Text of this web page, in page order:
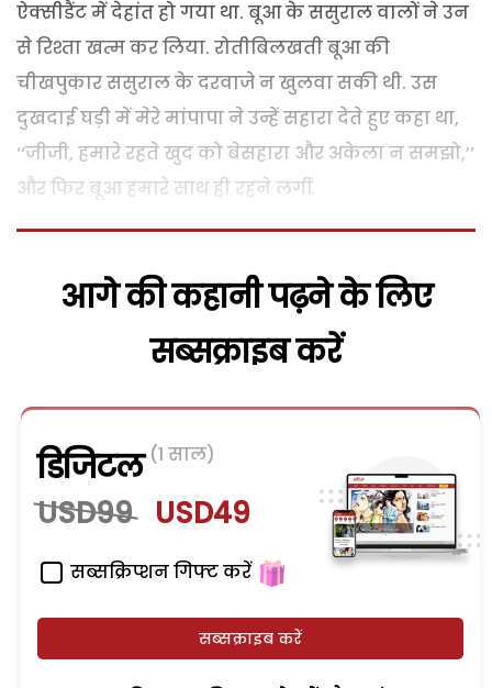
ऐक्सीडैंट में देहांत हो गया था. बूआ के ससुराल वालों ने उन
से रिश्ता खत्म कर लिया. रोतीबिलखती बूआ की
चीखपुकार ससुराल के दरवाजे न खुलवा सकी थी. उस
दुखदाई घड़ी में मेरे मांपापा ने उन्हें सहारा देते हुए कहा था,
‘‘जीजी, हमारे रहते खुद को बेसहारा और अकेला न समझो,’’
और फिर बूआ हमारे साथ ही रहने लगीं.
आगे की कहानी पढ़ने के लिए
सब्सक्राइब करें
डिजिटल (1 साल)
USD99 USD49
सब्सक्रिप्शन गिफ्ट करें
सब्सक्राइब करें